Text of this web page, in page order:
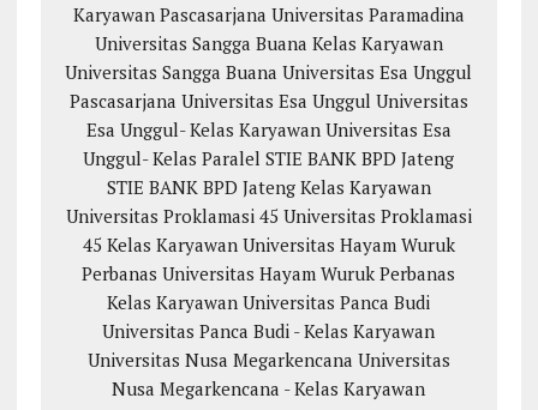
Karyawan Pascasarjana Universitas Paramadina
Universitas Sangga Buana Kelas Karyawan
Universitas Sangga Buana Universitas Esa Unggul
Pascasarjana Universitas Esa Unggul Universitas
Esa Unggul- Kelas Karyawan Universitas Esa
Unggul- Kelas Paralel STIE BANK BPD Jateng
STIE BANK BPD Jateng Kelas Karyawan
Universitas Proklamasi 45 Universitas Proklamasi
45 Kelas Karyawan Universitas Hayam Wuruk
Perbanas Universitas Hayam Wuruk Perbanas
Kelas Karyawan Universitas Panca Budi
Universitas Panca Budi - Kelas Karyawan
Universitas Nusa Megarkencana Universitas
Nusa Megarkencana - Kelas Karyawan